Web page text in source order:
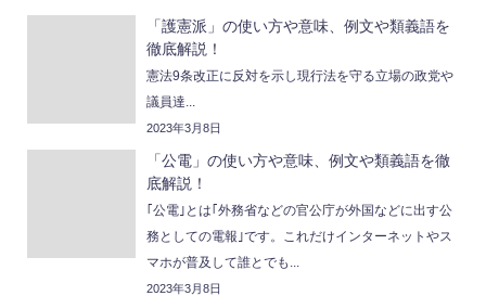
「護憲派」の使い方や意味、例文や類義語を
徹底解説！
憲法9条改正に反対を示し現行法を守る立場の政党や
議員達...
2023年3月8日
「公電」の使い方や意味、例文や類義語を徹
底解説！
｢公電｣とは｢外務省などの官公庁が外国などに出す公
務としての電報｣です。これだけインターネットやス
マホが普及して誰とでも...
2023年3月8日